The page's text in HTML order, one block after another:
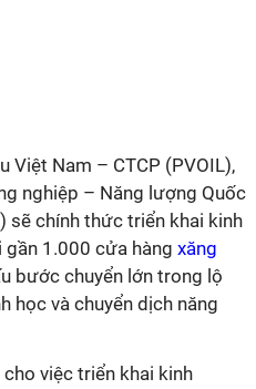
Việt Nam – CTCP (PVOIL),
nghiệp – Năng lượng Quốc
sẽ chính thức triển khai kinh
gần 1.000 cửa hàng xăng
bước chuyển lớn trong lộ
học và chuyển dịch năng
việc triển khai kinh